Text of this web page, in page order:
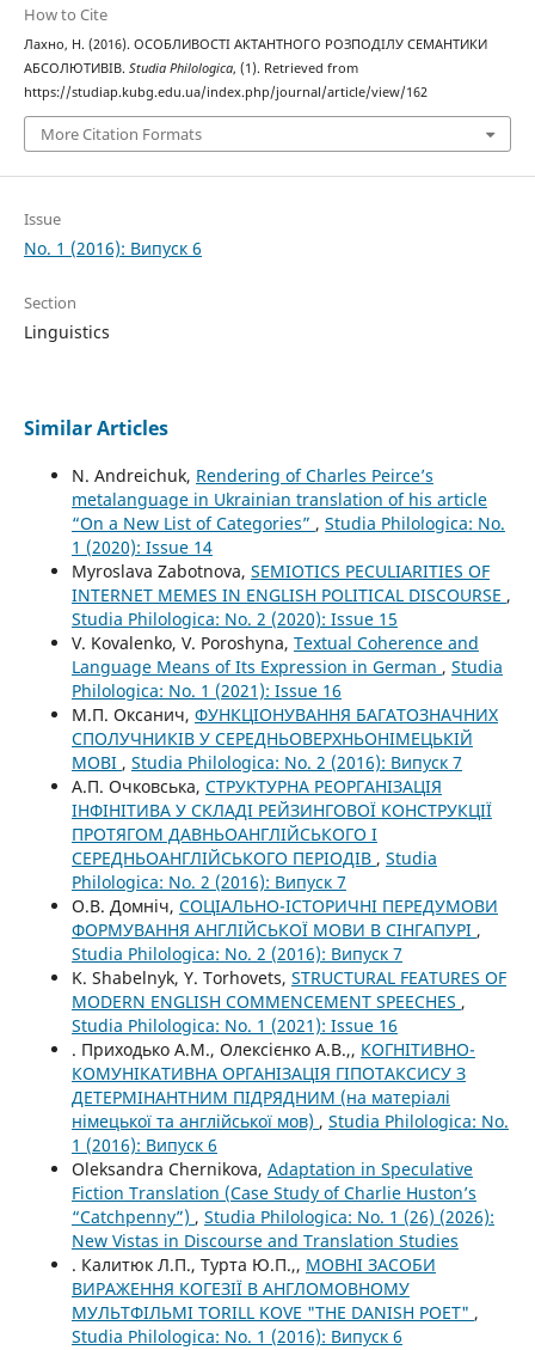
How to Cite
Лахно, Н. (2016). ОСОБЛИВОСТІ АКТАНТНОГО РОЗПОДІЛУ СЕМАНТИКИ
АБСОЛЮТИВІВ. Studia Philologica, (1). Retrieved from
https://studiap.kubg.edu.ua/index.php/journal/article/view/162
More Citation Formats
Issue
No. 1 (2016): Випуск 6
Section
Linguistics
Similar Articles
N. Andreichuk, Rendering of Charles Peirce’s
metalanguage in Ukrainian translation of his article
“On a New List of Categories” , Studia Philologica: No.
1 (2020): Issue 14
Myroslava Zabotnova, SEMIOTICS PECULIARITIES OF
INTERNET MEMES IN ENGLISH POLITICAL DISCOURSE ,
Studia Philologica: No. 2 (2020): Issue 15
V. Kovalenko, V. Poroshyna, Textual Coherence and
Language Means of Its Expression in German , Studia
Philologica: No. 1 (2021): Issue 16
М.П. Оксанич, ФУНКЦІОНУВАННЯ БАГАТОЗНАЧНИХ
СПОЛУЧНИКІВ У СЕРЕДНЬОВЕРХНЬОНІМЕЦЬКІЙ
МОВІ , Studia Philologica: No. 2 (2016): Випуск 7
А.П. Очковська, СТРУКТУРНА РЕОРГАНІЗАЦІЯ
ІНФІНІТИВА У СКЛАДІ РЕЙЗИНГОВОЇ КОНСТРУКЦІЇ
ПРОТЯГОМ ДАВНЬОАНГЛІЙСЬКОГО І
СЕРЕДНЬОАНГЛІЙСЬКОГО ПЕРІОДІВ , Studia
Philologica: No. 2 (2016): Випуск 7
О.В. Домніч, СОЦІАЛЬНО-ІСТОРИЧНІ ПЕРЕДУМОВИ
ФОРМУВАННЯ АНГЛІЙСЬКОЇ МОВИ В СІНГАПУРІ ,
Studia Philologica: No. 2 (2016): Випуск 7
K. Shabelnyk, Y. Torhovets, STRUCTURAL FEATURES OF
MODERN ENGLISH COMMENCEMENT SPEECHES ,
Studia Philologica: No. 1 (2021): Issue 16
. Приходько А.М., Олексієнко А.В.,, КОГНІТИВНО-
КОМУНІКАТИВНА ОРГАНІЗАЦІЯ ГІПОТАКСИСУ З
ДЕТЕРМІНАНТНИМ ПІДРЯДНИМ (на матеріалі
німецької та англійської мов) , Studia Philologica: No.
1 (2016): Випуск 6
Oleksandra Chernikova, Adaptation in Speculative
Fiction Translation (Case Study of Charlie Huston’s
“Catchpenny”) , Studia Philologica: No. 1 (26) (2026):
New Vistas in Discourse and Translation Studies
. Калитюк Л.П., Турта Ю.П.,, МОВНІ ЗАСОБИ
ВИРАЖЕННЯ КОГЕЗІЇ В АНГЛОМОВНОМУ
МУЛЬТФІЛЬМІ TORILL KOVE "THE DANISH POET" ,
Studia Philologica: No. 1 (2016): Випуск 6